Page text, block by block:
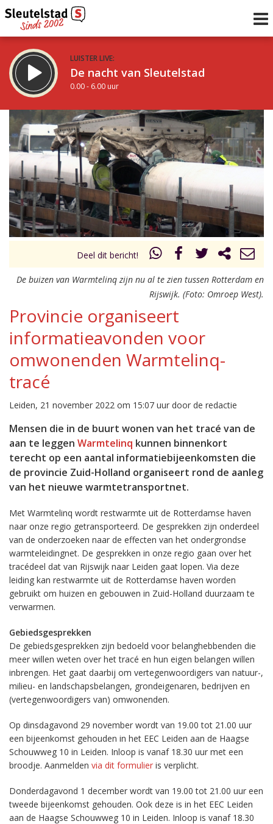
LUISTER LIVE:
De nacht van Sleutelstad
0.00 - 6.00 uur
STRAKS:
De ochtend van Sleutelstad
6.00 - 12.00 uur
Vorig uur
uur 1 van 0 Volgend uur
Inklappen
Deel dit bericht!
De buizen van Warmtelinq zijn nu al te zien tussen Rotterdam en
Rijswijk. (Foto: Omroep West).
Provincie organiseert
informatieavonden voor
omwonenden Warmtelinq-
tracé
Leiden, 21 november 2022 om 15:07 uur door de redactie
Mensen die in de buurt wonen van het tracé van de
aan te leggen Warmtelinq kunnen binnenkort
terecht op een aantal informatiebijeenkomsten die
de provincie Zuid-Holland organiseert rond de aanleg
van het nieuwe warmtetransportnet.
Met Warmtelinq wordt restwarmte uit de Rotterdamse haven
naar onze regio getransporteerd. De gesprekken zijn onderdeel
van de onderzoeken naar de effecten van het ondergrondse
warmteleidingnet. De gesprekken in onze regio gaan over het
tracédeel dat van Rijswijk naar Leiden gaat lopen. Via deze
leiding kan restwarmte uit de Rotterdamse haven worden
gebruikt om huizen en gebouwen in Zuid-Holland duurzaam te
verwarmen.
Gebiedsgesprekken
De gebiedsgesprekken zijn bedoeld voor belanghebbenden die
meer willen weten over het tracé en hun eigen belangen willen
inbrengen. Het gaat daarbij om vertegenwoordigers van natuur-,
milieu- en landschapsbelangen, grondeigenaren, bedrijven en
(vertegenwoordigers van) omwonenden.
Op dinsdagavond 29 november wordt van 19.00 tot 21.00 uur
een bijeenkomst gehouden in het EEC Leiden aan de Haagse
Schouwweg 10 in Leiden. Inloop is vanaf 18.30 uur met een
broodje. Aanmelden via dit formulier is verplicht.
Donderdagavond 1 december wordt van 19.00 tot 21.00 uur een
tweede bijeenkomst gehouden. Ook deze is in het EEC Leiden
aan de Haagse Schouwweg 10 in Leiden. Inloop is vanaf 18.30